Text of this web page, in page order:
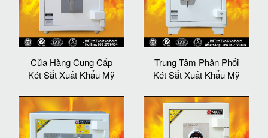
Cửa Hàng Cung Cấp
Két Sắt Xuất Khẩu Mỹ
Trung Tâm Phân Phối
Két Sắt Xuất Khẩu Mỹ